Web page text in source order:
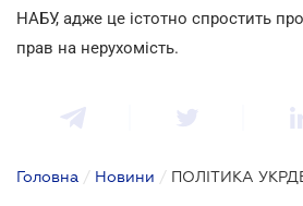
НАБУ, адже це істотно спростить
прав на нерухомість.
Головна / Новини / ПОЛІТИКА